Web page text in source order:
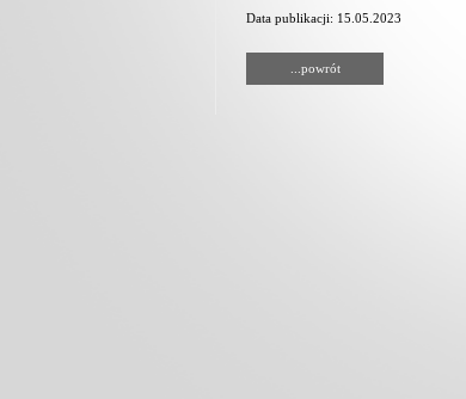
Data publikacji: 15.05.2023
...powrót